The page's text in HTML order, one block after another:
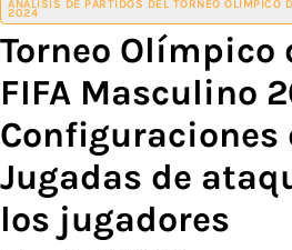
ANÁLISIS DE PARTIDOS DEL TORNEO OLÍMPICO
2024
Torneo Olímpico
FIFA Masculino
Configuraciones
Jugadas de
los jugadores